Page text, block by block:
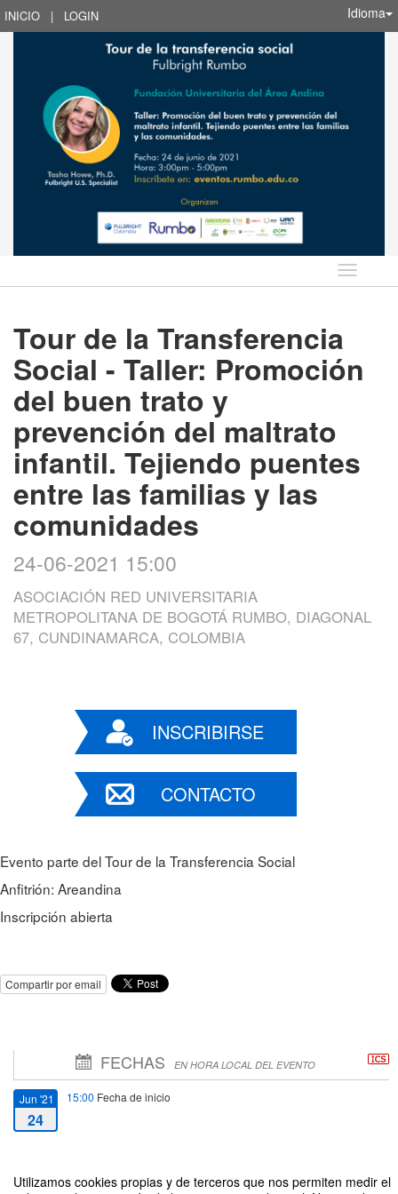
Utilizamos cookies propias y de terceros que nos permiten medir el
INICIO | LOGIN Idioma
Idioma
Tour de la Transferencia
Social - Taller: Promoción
del buen trato y
prevención del maltrato
infantil. Tejiendo puentes
entre las familias y las
comunidades
24-06-2021 15:00
ASOCIACIÓN RED UNIVERSITARIA
METROPOLITANA DE BOGOTÁ RUMBO, DIAGONAL
67, CUNDINAMARCA, COLOMBIA
INSCRIBIRSE
CONTACTO
Evento parte del Tour de la Transferencia Social
Anfitrión: Areandina
Inscripción abierta
Compartir por email
FECHAS EN HORA LOCAL DEL EVENTO
Jun '21
24
15:00 Fecha de inicio
24